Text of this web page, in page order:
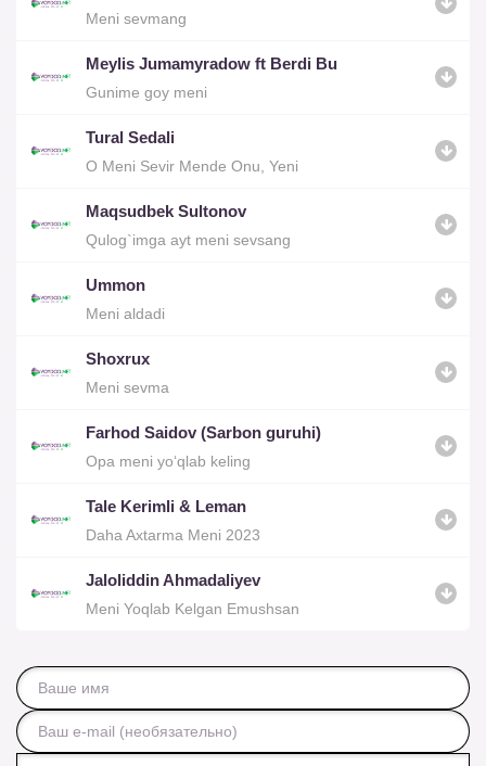
Meni sevmang
Meylis Jumamyradow ft Berdi Bu
Gunime goy meni
Tural Sedali
O Meni Sevir Mende Onu, Yeni
Maqsudbek Sultonov
Qulog`imga ayt meni sevsang
Ummon
Meni aldadi
Shoxrux
Meni sevma
Farhod Saidov (Sarbon guruhi)
Opa meni yo‘qlab keling
Tale Kerimli & Leman
Daha Axtarma Meni 2023
Jaloliddin Ahmadaliyev
Meni Yoqlab Kelgan Emushsan